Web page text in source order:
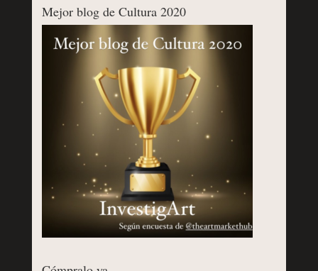
Mejor blog de Cultura 2020